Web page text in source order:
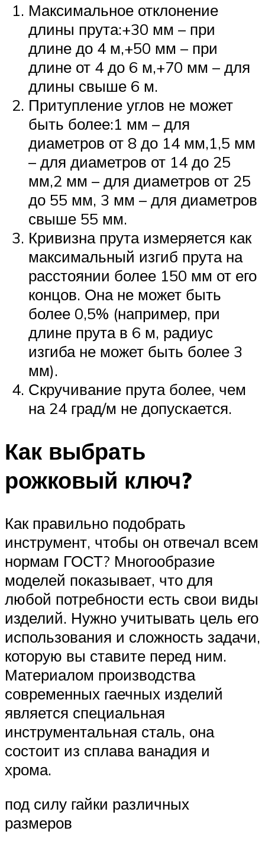
Максимальное отклонение
длины прута:+30 мм – при
длине до 4 м,+50 мм – при
длине от 4 до 6 м,+70 мм – для
длины свыше 6 м.
Притупление углов не может
быть более:1 мм – для
диаметров от 8 до 14 мм,1,5 мм
– для диаметров от 14 до 25
мм,2 мм – для диаметров от 25
до 55 мм, 3 мм – для диаметров
свыше 55 мм.
Кривизна прута измеряется как
максимальный изгиб прута на
расстоянии более 150 мм от его
концов. Она не может быть
более 0,5% (например, при
длине прута в 6 м, радиус
изгиба не может быть более 3
мм).
Скручивание прута более, чем
на 24 град/м не допускается.
Как выбрать
рожковый ключ?
Как правильно подобрать
инструмент, чтобы он отвечал всем
нормам ГОСТ? Многообразие
моделей показывает, что для
любой потребности есть свои виды
изделий. Нужно учитывать цель его
использования и сложность задачи,
которую вы ставите перед ним.
Материалом производства
современных гаечных изделий
является специальная
инструментальная сталь, она
состоит из сплава ванадия и
хрома.
под силу гайки различных
размеров